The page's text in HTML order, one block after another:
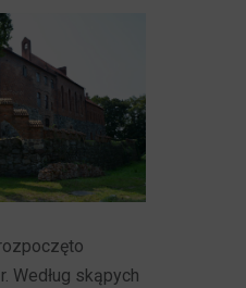
Według skąpych